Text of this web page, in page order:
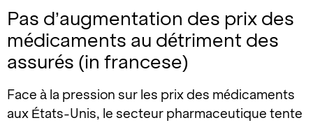
Pas d’augmentation des prix des
médicaments au détriment des
assurés (in francese)
Face à la pression sur les prix des médicaments
aux États-Unis, le secteur pharmaceutique tente